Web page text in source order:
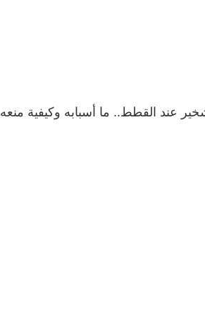
عند القطط.. ما أسبابه وكيفية منعه